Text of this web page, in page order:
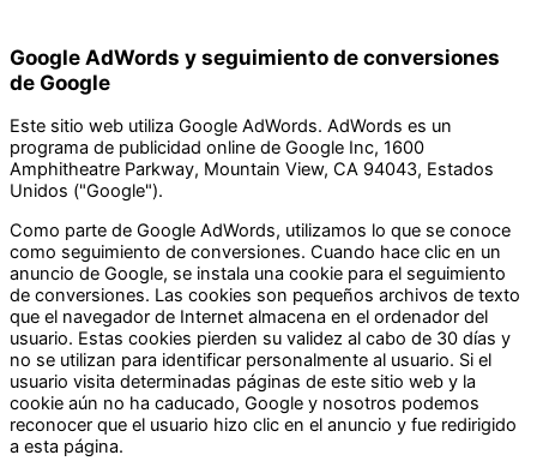
Google AdWords y seguimiento de conversiones
de Google
Este sitio web utiliza Google AdWords. AdWords es un
programa de publicidad online de Google Inc, 1600
Amphitheatre Parkway, Mountain View, CA 94043, Estados
Unidos ("Google").
Como parte de Google AdWords, utilizamos lo que se conoce
como seguimiento de conversiones. Cuando hace clic en un
anuncio de Google, se instala una cookie para el seguimiento
de conversiones. Las cookies son pequeños archivos de texto
que el navegador de Internet almacena en el ordenador del
usuario. Estas cookies pierden su validez al cabo de 30 días y
no se utilizan para identificar personalmente al usuario. Si el
usuario visita determinadas páginas de este sitio web y la
cookie aún no ha caducado, Google y nosotros podemos
reconocer que el usuario hizo clic en el anuncio y fue redirigido
a esta página.